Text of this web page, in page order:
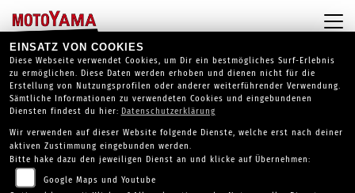
EINSATZ VON COOKIES
Diese Webseite verwendet Cookies, um Dir ein bestmögliches Surf-Erlebnis
zu ermöglichen. Diese Daten werden erhoben und dienen nicht für die
Erstellung von Nutzungsprofilen oder anderer weiterführender Verwendung.
Sämtliche Informationen zu verwendeten Cookies und eingebundenen
Diensten findest du hier: Datenschutzerklärung
Wir verwenden auf dieser Website folgende Dienste, welche erst nach deiner
aktiven Zustimmung eingebunden werden.
Bitte hake dazu den jeweiligen Dienst an und klicke auf Übernehmen:
Google Maps und Youtube